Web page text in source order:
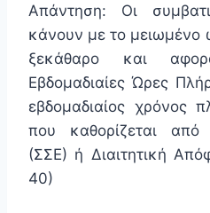
Απάντηση: Οι
κάνουν με το μειωμένο
ξεκάθαρο και
Εβδομαδιαίες Ώρες
εβδομαδιαίος χρόνος
που καθορίζεται από
(ΣΣΕ) ή Διαιτητική
40)